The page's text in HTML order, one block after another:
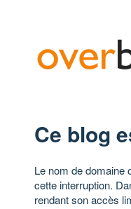
Ce blog
Le nom de domaine
cette interruption.
rendant son accès